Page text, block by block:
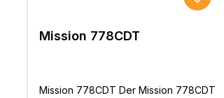
Mission 778CDT
Mission 778CDT Der Mission 778CDT